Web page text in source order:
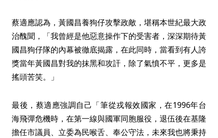
蔡適應認為，黃國昌養狗仔攻擊政敵，堪稱本世紀最大政
治醜聞，「我曾經是他惡意操作下的受害者，深深期待黃
國昌狗仔隊的內幕被徹底揭露，在此同時，當看到有人誇
獎當年黃國昌對我的抹黑和攻訐，除了氣憤不平，更多是
搖頭苦笑。」
最後，蔡適應強調自己「筆從戎報效國家，在1996年台
海飛彈危機時，在第一線與國軍同胞服役，退伍後在基隆
擔任市議員、立委為民喉舌、奉公守法，未來我也將秉持